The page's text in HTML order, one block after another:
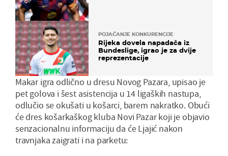
POJAČANJE KONKURENCIJE
Rijeka dovela napadača iz
Bundeslige, igrao je za dvije
reprezentacije
Makar igra odlično u dresu Novog Pazara, upisao je
pet golova i šest asistencija u 14 ligaških nastupa,
odlučio se okušati u košarci, barem nakratko. Obući
će dres košarkaškog kluba Novi Pazar koji je objavio
senzacionalnu informaciju da će Ljajić nakon
travnjaka zaigrati i na parketu: